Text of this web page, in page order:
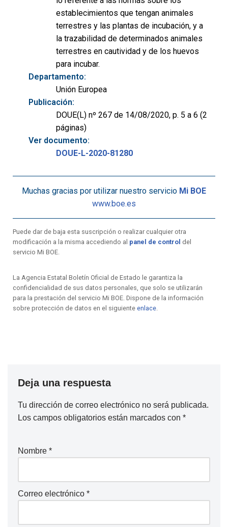
establecimientos que tengan animales
terrestres y las plantas de incubación, y a
la trazabilidad de determinados animales
terrestres en cautividad y de los huevos
para incubar.
Departamento:
Unión Europea
Publicación:
DOUE(L) nº 267 de 14/08/2020, p. 5 a 6 (2
páginas)
Ver documento:
DOUE-L-2020-81280
Muchas gracias por utilizar nuestro servicio Mi BOE
www.boe.es
Puede dar de baja esta suscripción o realizar cualquier otra
modificación a la misma accediendo al panel de control del
servicio Mi BOE.
La Agencia Estatal Boletín Oficial de Estado le garantiza la
confidencialidad de sus datos personales, que solo se utilizarán
para la prestación del servicio Mi BOE. Dispone de la información
sobre protección de datos en el siguiente enlace
Deja una respuesta
Tu dirección de correo electrónico no será publicada.
Los campos obligatorios están marcados con *
Nombre *
Correo electrónico *